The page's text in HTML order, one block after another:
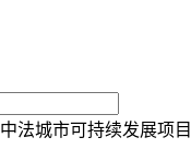
中法城市可持续发展项